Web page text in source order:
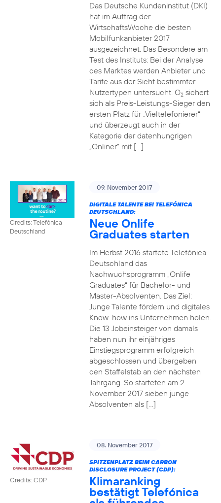
Das Deutsche Kundeninstitut (DKI)
hat im Auftrag der
WirtschaftsWoche die besten
Mobilfunkanbieter 2017
ausgezeichnet. Das Besondere am
Test des Instituts: Bei der Analyse
des Marktes werden Anbieter und
Tarife aus der Sicht bestimmter
Nutzertypen untersucht. O2sichert
sich als Preis-Leistungs-Sieger den
ersten Platz für „Vieltelefonierer“
und überzeugt auch in der
Kategorie der datenhungrigen
„Onliner“ mit […]
Credits: Telefónica
Deutschland
09. November 2017
DIGITALE TALENTE BEI TELEFÓNICA
DEUTSCHLAND:
Neue Onlife
Graduates starten
Im Herbst 2016 startete Telefónica
Deutschland das
Nachwuchsprogramm „Onlife
Graduates“ für Bachelor- und
Master-Absolventen. Das Ziel:
Junge Talente fördern und digitales
Know-how ins Unternehmen holen.
Die 13 Jobeinsteiger von damals
haben nun ihr einjähriges
Einstiegsprogramm erfolgreich
abgeschlossen und übergeben
den Staffelstab an den nächsten
Jahrgang. So starteten am 2.
November 2017 sieben junge
Absolventen als […]
Credits: CDP
08. November 2017
SPITZENPLATZ BEIM CARBON
DISCLOSURE PROJECT (CDP):
Klimaranking
bestätigt Telefónica